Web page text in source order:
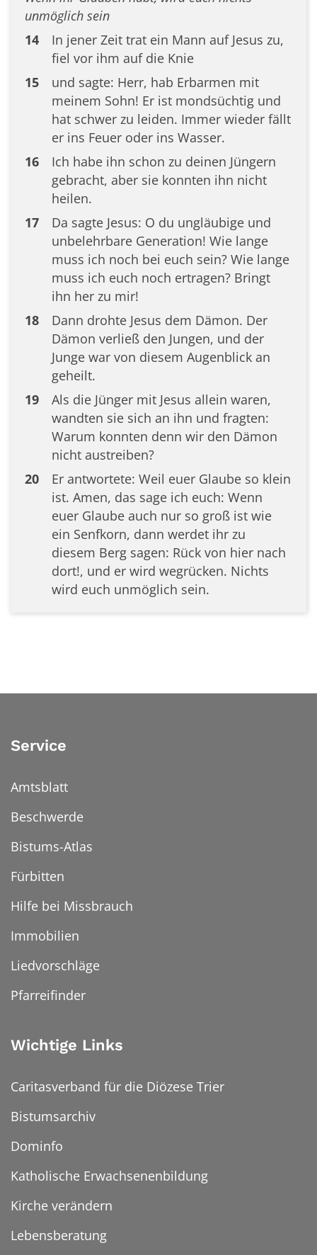
unmöglich sein
14
In jener Zeit trat ein Mann auf Jesus zu,
fiel vor ihm auf die Knie
15
und sagte: Herr, hab Erbarmen mit
meinem Sohn! Er ist mondsüchtig und
hat schwer zu leiden. Immer wieder fällt
er ins Feuer oder ins Wasser.
16
Ich habe ihn schon zu deinen Jüngern
gebracht, aber sie konnten ihn nicht
heilen.
17
Da sagte Jesus: O du ungläubige und
unbelehrbare Generation! Wie lange
muss ich noch bei euch sein? Wie lange
muss ich euch noch ertragen? Bringt
ihn her zu mir!
18
Dann drohte Jesus dem Dämon. Der
Dämon verließ den Jungen, und der
Junge war von diesem Augenblick an
geheilt.
19
Als die Jünger mit Jesus allein waren,
wandten sie sich an ihn und fragten:
Warum konnten denn wir den Dämon
nicht austreiben?
20
Er antwortete: Weil euer Glaube so klein
ist. Amen, das sage ich euch: Wenn
euer Glaube auch nur so groß ist wie
ein Senfkorn, dann werdet ihr zu
diesem Berg sagen: Rück von hier nach
dort!, und er wird wegrücken. Nichts
wird euch unmöglich sein.
Service
Amtsblatt
Beschwerde
Bistums-Atlas
Fürbitten
Hilfe bei Missbrauch
Immobilien
Liedvorschläge
Pfarreifinder
Wichtige Links
Caritasverband für die Diözese Trier
Bistumsarchiv
Dominfo
Katholische Erwachsenenbildung
Kirche verändern
Lebensberatung